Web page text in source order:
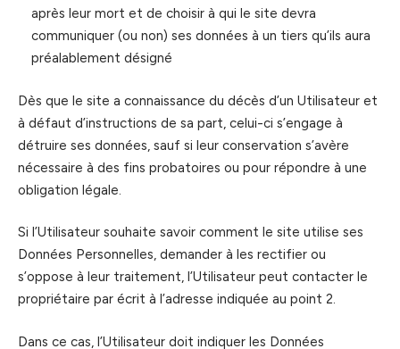
après leur mort et de choisir à qui le site devra
communiquer (ou non) ses données à un tiers qu’ils aura
préalablement désigné
Dès que le site a connaissance du décès d’un Utilisateur et
à défaut d’instructions de sa part, celui-ci s’engage à
détruire ses données, sauf si leur conservation s’avère
nécessaire à des fins probatoires ou pour répondre à une
obligation légale.
Si l’Utilisateur souhaite savoir comment le site utilise ses
Données Personnelles, demander à les rectifier ou
s’oppose à leur traitement, l’Utilisateur peut contacter le
propriétaire par écrit à l’adresse indiquée au point 2.
Dans ce cas, l’Utilisateur doit indiquer les Données